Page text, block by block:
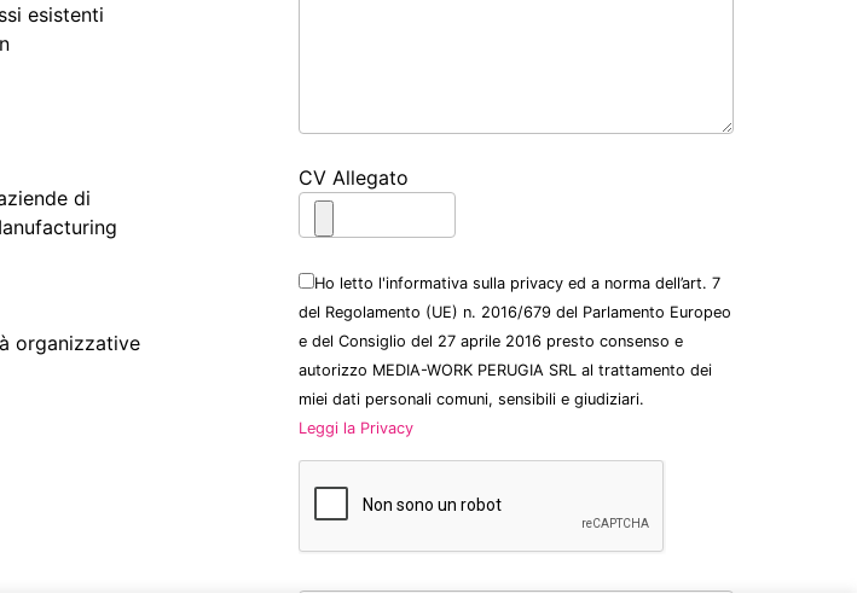
esistenti
di
organizzative
CV Allegato
Ho letto l'informativa sulla privacy ed a norma dell’art. 7
del Regolamento (UE) n. 2016/679 del Parlamento Europeo
e del Consiglio del 27 aprile 2016 presto consenso e
autorizzo MEDIA-WORK PERUGIA SRL al trattamento dei
miei dati personali comuni, sensibili e giudiziari.
Leggi la Privacy